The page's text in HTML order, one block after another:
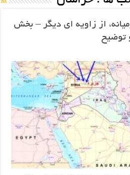
از زاویه ای دیگر – بخش
توضیح